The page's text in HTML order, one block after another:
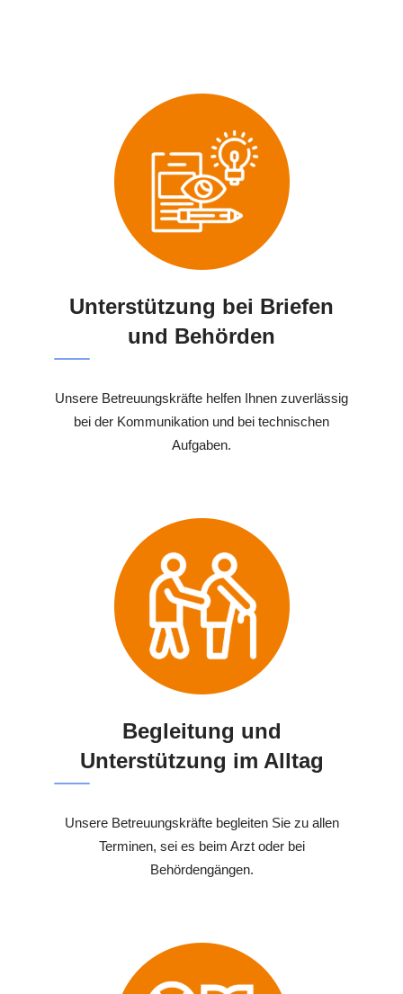
Unterstützung bei Briefen
und Behörden
Unsere Betreuungskräfte helfen Ihnen zuverlässig
bei der Kommunikation und bei technischen
Aufgaben.
Begleitung und
Unterstützung im Alltag
Unsere Betreuungskräfte begleiten Sie zu allen
Terminen, sei es beim Arzt oder bei
Behördengängen.